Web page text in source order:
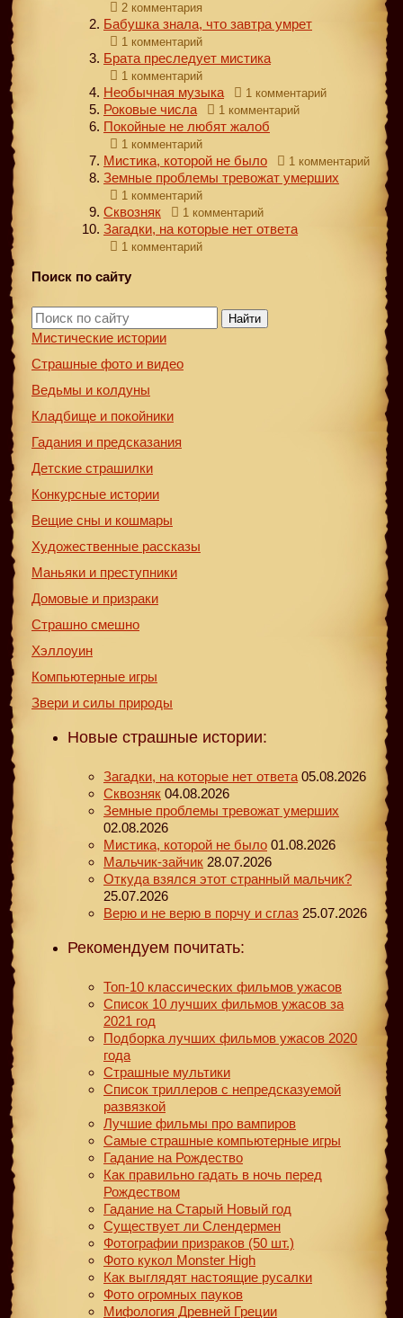
2 комментария
Бабушка знала, что завтра умрет
1 комментарий
Брата преследует мистика
1 комментарий
Необычная музыка 1 комментарий
Роковые числа 1 комментарий
Покойные не любят жалоб
1 комментарий
Мистика, которой не было 1 комментарий
Земные проблемы тревожат умерших
1 комментарий
Сквозняк 1 комментарий
Загадки, на которые нет ответа
1 комментарий
Поиск по сайту
Найти
Мистические истории
Страшные фото и видео
Ведьмы и колдуны
Кладбище и покойники
Гадания и предсказания
Детские страшилки
Конкурсные истории
Вещие сны и кошмары
Художественные рассказы
Маньяки и преступники
Домовые и призраки
Страшно смешно
Хэллоуин
Компьютерные игры
Звери и силы природы
Новые страшные истории:
Загадки, на которые нет ответа 05.08.2026
Сквозняк 04.08.2026
Земные проблемы тревожат умерших
02.08.2026
Мистика, которой не было 01.08.2026
Мальчик-зайчик 28.07.2026
Откуда взялся этот странный мальчик?
25.07.2026
Верю и не верю в порчу и сглаз 25.07.2026
Рекомендуем почитать:
Топ-10 классических фильмов ужасов
Список 10 лучших фильмов ужасов за
2021 год
Подборка лучших фильмов ужасов 2020
года
Страшные мультики
Список триллеров с непредсказуемой
развязкой
Лучшие фильмы про вампиров
Самые страшные компьютерные игры
Гадание на Рождество
Как правильно гадать в ночь перед
Рождеством
Гадание на Старый Новый год
Существует ли Слендермен
Фотографии призраков (50 шт.)
Фото кукол Monster High
Как выглядят настоящие русалки
Фото огромных пауков
Мифология Древней Греции